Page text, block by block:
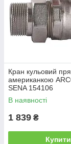
Кран кульовий
американкою
SENA 154106
В наявності
1 839 ₴
Купити